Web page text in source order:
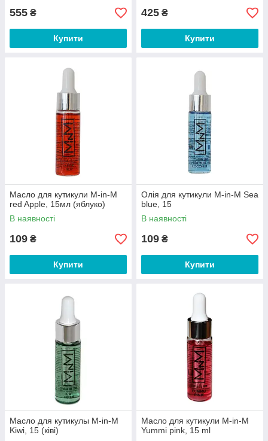
555 ₴
Купити
425 ₴
Купити
Масло для кутикули M-in-M
red Apple, 15мл (яблуко)
В наявності
109 ₴
Купити
Олія для кутикули M-in-M Sea
blue, 15
В наявності
109 ₴
Купити
Масло для кутикулы M-in-M
Kiwi, 15 (ківі)
Масло для кутикули M-in-M
Yummi pink, 15 ml